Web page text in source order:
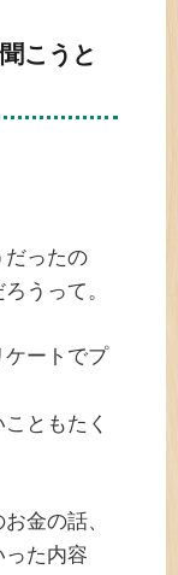
こうと
だったの
うって。
ケートでプ
ともたく
金の話、
た内容